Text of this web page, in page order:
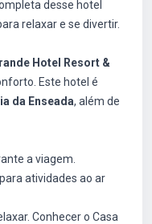
desse hotel
relaxar e se divertir.
Hotel Resort &
Este hotel é
da Enseada, além de
a viagem.
para atividades ao ar
Conhecer o Casa